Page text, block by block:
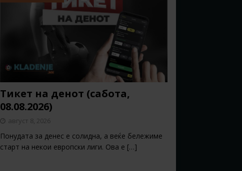
Тикет на денот (сабота,
08.08.2026)
август 8, 2026
Понудата за денес е солидна, а веќе бележиме
старт на некои европски лиги. Ова е […]